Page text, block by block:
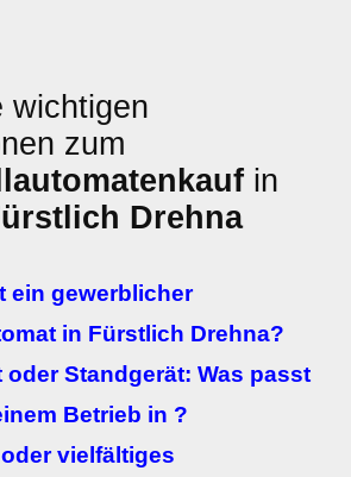
wichtigen
zum
in
Drehna
ein gewerblicher
in Fürstlich Drehna?
Standgerät: Was passt
Betrieb in ?
vielfältiges